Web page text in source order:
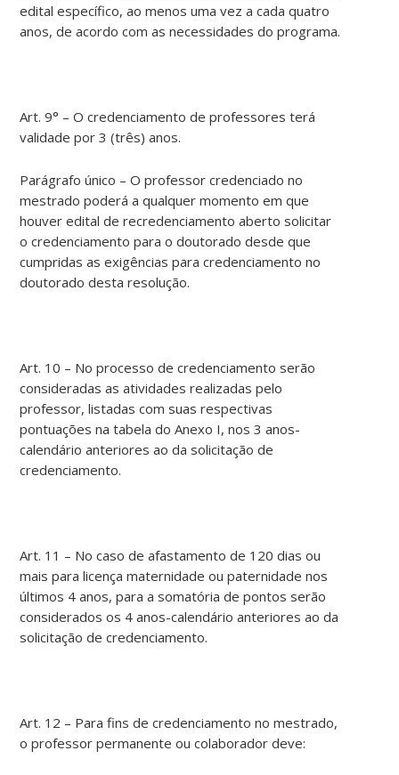
edital específico, ao menos uma vez a cada quatro
anos, de acordo com as necessidades do programa.
Art. 9° – O credenciamento de professores terá
validade por 3 (três) anos.
Parágrafo único – O professor credenciado no
mestrado poderá a qualquer momento em que
houver edital de recredenciamento aberto solicitar
o credenciamento para o doutorado desde que
cumpridas as exigências para credenciamento no
doutorado desta resolução.
Art. 10 – No processo de credenciamento serão
consideradas as atividades realizadas pelo
professor, listadas com suas respectivas
pontuações na tabela do Anexo I, nos 3 anos-
calendário anteriores ao da solicitação de
credenciamento.
Art. 11 – No caso de afastamento de 120 dias ou
mais para licença maternidade ou paternidade nos
últimos 4 anos, para a somatória de pontos serão
considerados os 4 anos-calendário anteriores ao da
solicitação de credenciamento.
Art. 12 – Para fins de credenciamento no mestrado,
o professor permanente ou colaborador deve: